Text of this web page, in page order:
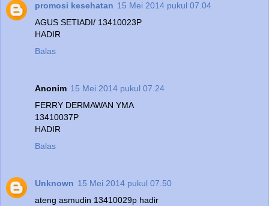
promosi kesehatan 15 Mei 2014 pukul 07.04
AGUS SETIADI/ 13410023P
HADIR
Balas
Anonim 15 Mei 2014 pukul 07.24
FERRY DERMAWAN YMA
13410037P
HADIR
Balas
Unknown 15 Mei 2014 pukul 07.50
ateng asmudin 13410029p hadir